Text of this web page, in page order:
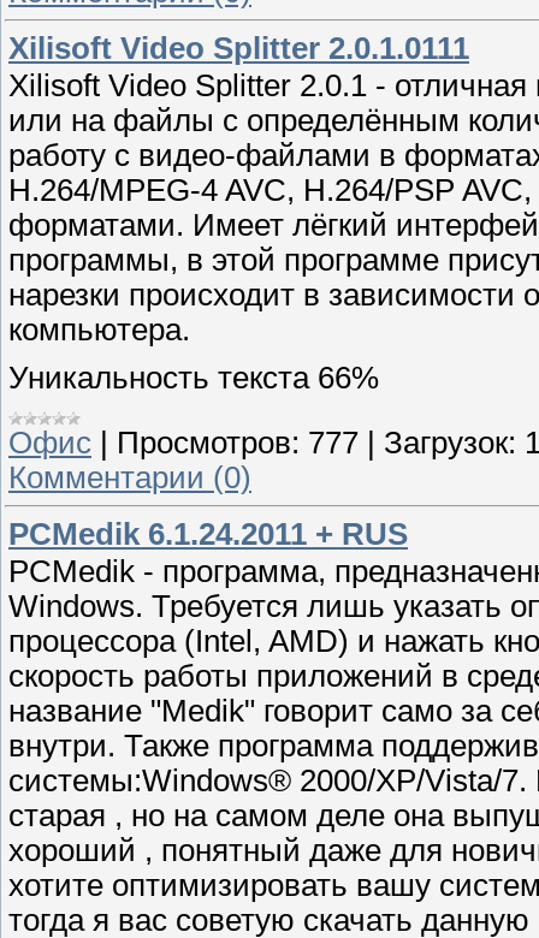
Xilisoft Video Splitter 2.0.1.0111
Xilisoft Video Splitter 2.0.1 -
или на файлы с определённым
работу с видео-файлами в
H.264/MPEG-4 AVC, H.264/PSP
форматами. Имеет лёгкий
программы, в этой программе
нарезки происходит в зависимости
компьютера.
Уникальность текста 66%
Офис | Просмотров: 777 | Загрузок:
Комментарии (0)
PCMedik 6.1.24.2011 + RUS
PCMedik - программа,
Windows. Требуется лишь указать
процессора (Intel, AMD) и нажать
скорость работы приложений в
название "Medik" говорит само за
внутри. Также программа
системы:Windows® 2000/XP/Vista/
старая , но на самом деле она
хороший , понятный даже для
хотите оптимизировать вашу
тогда я вас советую скачать